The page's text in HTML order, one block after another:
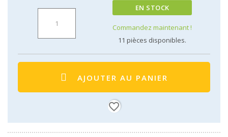
EN STOCK
Commandez maintenant !
11 pièces disponibles.
AJOUTER AU PANIER
favorite_border